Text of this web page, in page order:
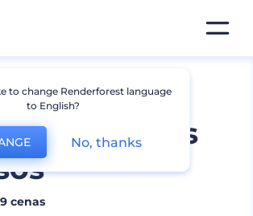
de Bonés
9 cenas
to change Renderforest language
to English?
No, thanks